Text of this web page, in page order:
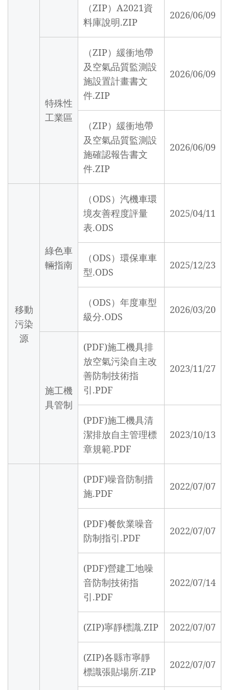
（ZIP）A2021資
料庫說明.ZIP
2026/06/09
特殊性
工業區
（ZIP）緩衝地帶
及空氣品質監測設
施設置計畫書文
件.ZIP
2026/06/09
（ZIP）緩衝地帶
及空氣品質監測設
施確認報告書文
件.ZIP
2026/06/09
移動
污染
源
綠色車
輛指南
（ODS）汽機車環
境友善程度評量
表.ODS
2025/04/11
（ODS）環保車車
型.ODS
2025/12/23
（ODS）年度車型
級分.ODS
2026/03/20
施工機
具管制
(PDF)施工機具排
放空氣污染自主改
善防制技術指
引.PDF
2023/11/27
(PDF)施工機具清
潔排放自主管理標
章規範.PDF
2023/10/13
(PDF)噪音防制措
施.PDF
2022/07/07
(PDF)餐飲業噪音
防制指引.PDF
2022/07/07
(PDF)營建工地噪
音防制技術指
引.PDF
2022/07/14
(ZIP)寧靜標識.ZIP 2022/07/07
(ZIP)各縣市寧靜
標識張貼場所.ZIP
2022/07/07